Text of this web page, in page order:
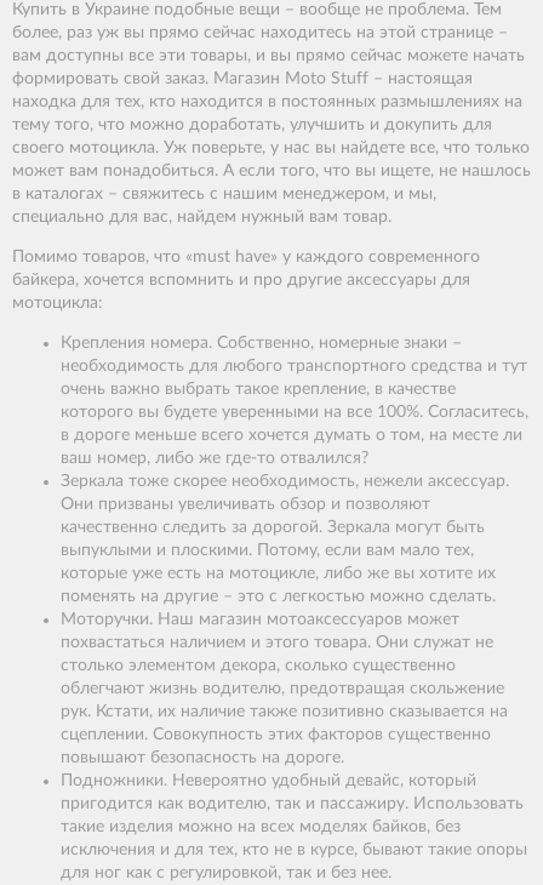
Купить в Украине подобные вещи – вообще не проблема. Тем
более, раз уж вы прямо сейчас находитесь на этой странице –
вам доступны все эти товары, и вы прямо сейчас можете начать
формировать свой заказ. Магазин Moto Stuff – настоящая
находка для тех, кто находится в постоянных размышлениях на
тему того, что можно доработать, улучшить и докупить для
своего мотоцикла. Уж поверьте, у нас вы найдете все, что только
может вам понадобиться. А если того, что вы ищете, не нашлось
в каталогах – свяжитесь с нашим менеджером, и мы,
специально для вас, найдем нужный вам товар.
Помимо товаров, что «must have» у каждого современного
байкера, хочется вспомнить и про другие аксессуары для
мотоцикла:
Крепления номера. Собственно, номерные знаки –
необходимость для любого транспортного средства и тут
очень важно выбрать такое крепление, в качестве
которого вы будете уверенными на все 100%. Согласитесь,
в дороге меньше всего хочется думать о том, на месте ли
ваш номер, либо же где-то отвалился?
Зеркала тоже скорее необходимость, нежели аксессуар.
Они призваны увеличивать обзор и позволяют
качественно следить за дорогой. Зеркала могут быть
выпуклыми и плоскими. Потому, если вам мало тех,
которые уже есть на мотоцикле, либо же вы хотите их
поменять на другие – это с легкостью можно сделать.
Моторучки. Наш магазин мотоаксессуаров может
похвастаться наличием и этого товара. Они служат не
столько элементом декора, сколько существенно
облегчают жизнь водителю, предотвращая скольжение
рук. Кстати, их наличие также позитивно сказывается на
сцеплении. Совокупность этих факторов существенно
повышают безопасность на дороге.
Подножники. Невероятно удобный девайс, который
пригодится как водителю, так и пассажиру. Использовать
такие изделия можно на всех моделях байков, без
исключения и для тех, кто не в курсе, бывают такие опоры
для ног как с регулировкой, так и без нее.